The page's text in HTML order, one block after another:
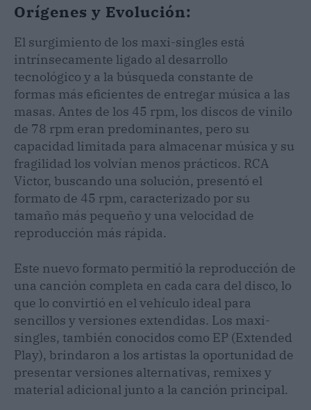
Orígenes y Evolución:
El surgimiento de los maxi-singles está
intrínsecamente ligado al desarrollo
tecnológico y a la búsqueda constante de
formas más eficientes de entregar música a las
masas. Antes de los 45 rpm, los discos de vinilo
de 78 rpm eran predominantes, pero su
capacidad limitada para almacenar música y su
fragilidad los volvían menos prácticos. RCA
Victor, buscando una solución, presentó el
formato de 45 rpm, caracterizado por su
tamaño más pequeño y una velocidad de
reproducción más rápida.
Este nuevo formato permitió la reproducción de
una canción completa en cada cara del disco, lo
que lo convirtió en el vehículo ideal para
sencillos y versiones extendidas. Los maxi-
singles, también conocidos como EP (Extended
Play), brindaron a los artistas la oportunidad de
presentar versiones alternativas, remixes y
material adicional junto a la canción principal.